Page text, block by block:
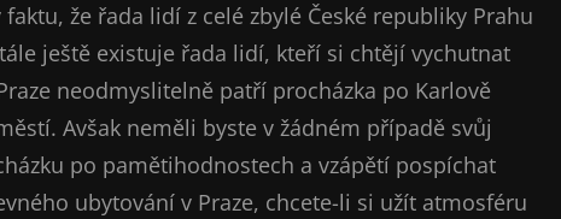
že řada lidí z celé zbylé České republiky Prahu
ještě existuje řada lidí, kteří si chtějí vychutnat
neodmyslitelně patří procházka po Karlově
Avšak neměli byste v žádném případě svůj
po pamětihodnostech a vzápětí pospíchat
ubytování v Praze, chcete-li si užít atmosféru